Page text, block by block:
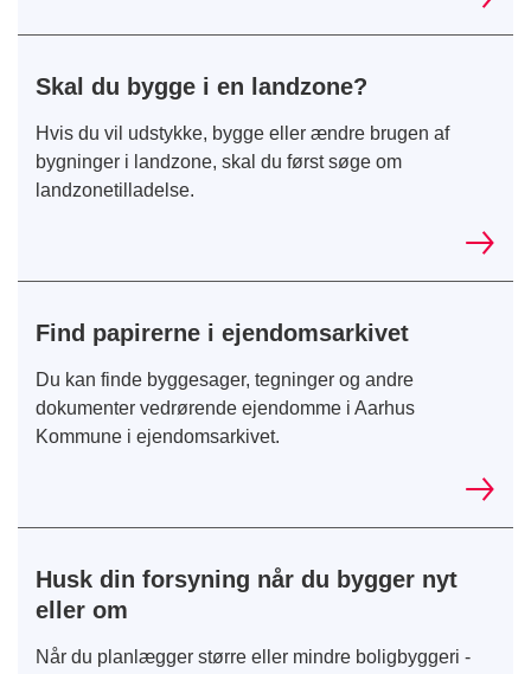
Skal du bygge i en landzone?
Hvis du vil udstykke, bygge eller ændre brugen af
bygninger i landzone, skal du først søge om
landzonetilladelse.
Find papirerne i ejendomsarkivet
Du kan finde byggesager, tegninger og andre
dokumenter vedrørende ejendomme i Aarhus
Kommune i ejendomsarkivet.
Husk din forsyning når du bygger nyt
eller om
Når du planlægger større eller mindre boligbyggeri -